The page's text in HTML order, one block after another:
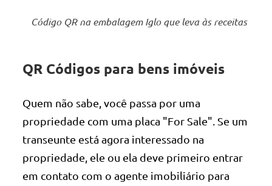
Código QR na embalagem Iglo que leva às receitas
QR Códigos para bens imóveis
Quem não sabe, você passa por uma
propriedade com uma placa "For Sale". Se um
transeunte está agora interessado na
propriedade, ele ou ela deve primeiro entrar
em contato com o agente imobiliário para